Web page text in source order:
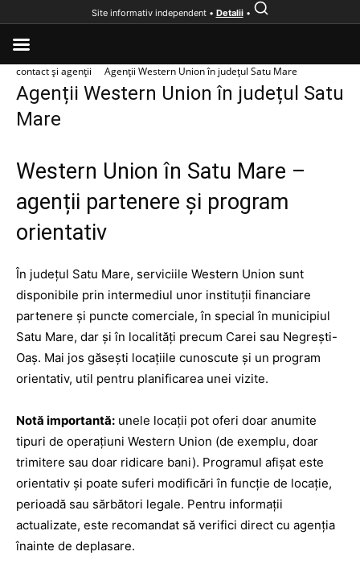
contact și agenții
Agenții Western Union în județul Satu Mare
Agenții Western Union în județul Satu
Mare
Western Union în Satu Mare –
agenții partenere și program
orientativ
În județul Satu Mare, serviciile Western Union sunt
disponibile prin intermediul unor instituții financiare
partenere și puncte comerciale, în special în municipiul
Satu Mare, dar și în localități precum Carei sau Negrești-
Oaș. Mai jos găsești locațiile cunoscute și un program
orientativ, util pentru planificarea unei vizite.
Notă importantă: unele locații pot oferi doar anumite
tipuri de operațiuni Western Union (de exemplu, doar
trimitere sau doar ridicare bani). Programul afișat este
orientativ și poate suferi modificări în funcție de locație,
perioadă sau sărbători legale. Pentru informații
actualizate, este recomandat să verifici direct cu agenția
înainte de deplasare.
Site informativ independent • Detalii•